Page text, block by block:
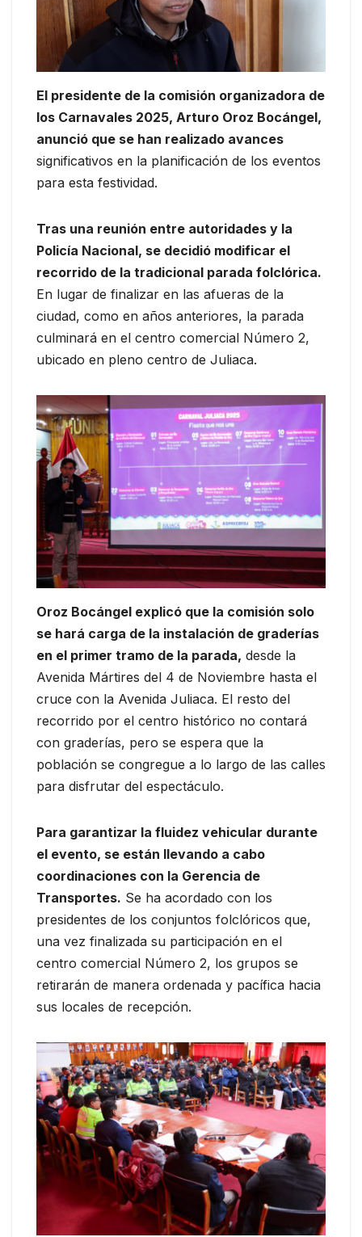
El presidente de la comisión organizadora de
los Carnavales 2025, Arturo Oroz Bocángel,
anunció que se han realizado avances
significativos en la planificación de los eventos
para esta festividad.
Tras una reunión entre autoridades y la
Policía Nacional, se decidió modificar el
recorrido de la tradicional parada folclórica.
En lugar de finalizar en las afueras de la
ciudad, como en años anteriores, la parada
culminará en el centro comercial Número 2,
ubicado en pleno centro de Juliaca.
Oroz Bocángel explicó que la comisión solo
se hará carga de la instalación de graderías
en el primer tramo de la parada, desde la
Avenida Mártires del 4 de Noviembre hasta el
cruce con la Avenida Juliaca. El resto del
recorrido por el centro histórico no contará
con graderías, pero se espera que la
población se congregue a lo largo de las calles
para disfrutar del espectáculo.
Para garantizar la fluidez vehicular durante
el evento, se están llevando a cabo
coordinaciones con la Gerencia de
Transportes. Se ha acordado con los
presidentes de los conjuntos folclóricos que,
una vez finalizada su participación en el
centro comercial Número 2, los grupos se
retirarán de manera ordenada y pacífica hacia
sus locales de recepción.